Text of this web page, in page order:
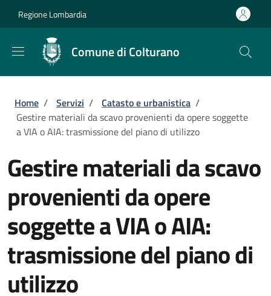
Regione Lombardia
Comune di Colturano
Briciole di pane
Home / Servizi / Catasto e urbanistica /
Gestire materiali da scavo provenienti da opere soggette
a VIA o AIA: trasmissione del piano di utilizzo
Gestire materiali da scavo
provenienti da opere
soggette a VIA o AIA:
trasmissione del piano di
utilizzo